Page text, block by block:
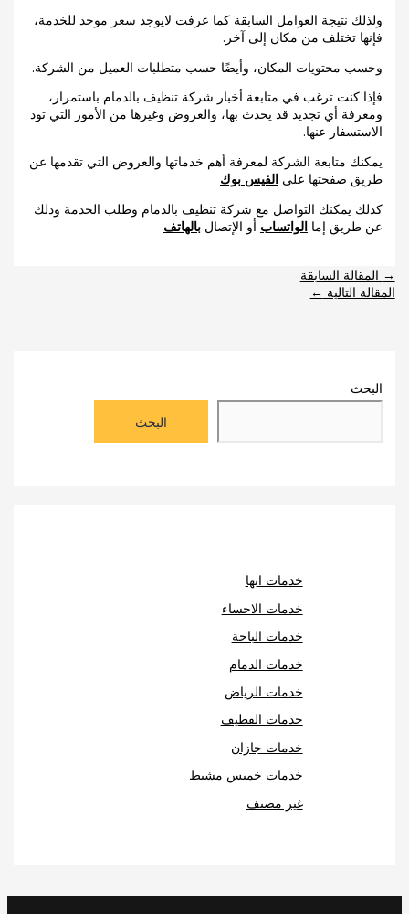
ولذلك نتيجة العوامل السابقة كما عرفت لايوجد سعر موحد للخدمة،
فإنها تختلف من مكان إلى آخر.
وحسب محتويات المكان، وأيضًا حسب متطلبات العميل من الشركة.
فإذا كنت ترغب في متابعة أخبار شركة تنظيف بالدمام باستمرار،
ومعرفة أي تجديد قد يحدث بها، والعروض وغيرها من الأمور التي تود
الاستسفار عنها.
يمكنك متابعة الشركة لمعرفة أهم خدماتها والعروض التي تقدمها عن
طريق صفحتها علىالفيس بوك
كذلك يمكنك التواصل مع شركة تنظيف بالدمام وطلب الخدمة وذلك
عن طريق إماالواتساب أو الإتصالبالهاتف
→ المقالة السابقة
المقالة التالية ←
البحث
البحث
خدمات ابها
خدمات الاحساء
خدمات الباحة
خدمات الدمام
خدمات الرياض
خدمات القطيف
خدمات جازان
خدمات خميس مشيط
غير مصنف